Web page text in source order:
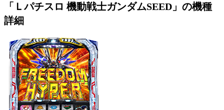
「Ｌパチスロ 機動戦士ガンダムSEED」の機種
詳細